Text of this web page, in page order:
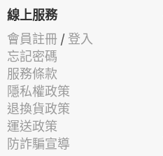
線上服務
會員註冊 / 登入
忘記密碼
服務條款
隱私權政策
退換貨政策
運送政策
防詐騙宣導